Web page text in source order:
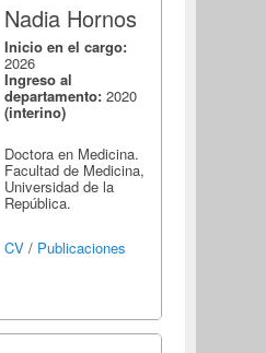
Nadia Hornos
Inicio en el cargo:
2026
Ingreso al
departamento: 2020
(interino)
Doctora en Medicina.
Facultad de Medicina,
Universidad de la
República.
CV/ Publicaciones